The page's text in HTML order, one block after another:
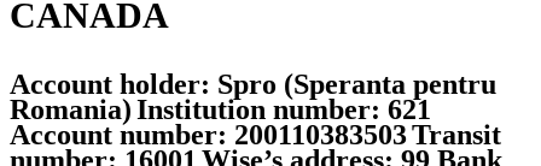
CANADA
Account holder: Spro (Speranta pentru
Romania)Institution number: 621
Account number: 200110383503Transit